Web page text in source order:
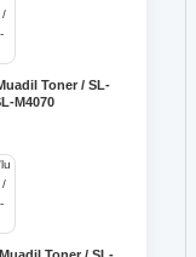
Toner / SL-
M4070
Toner / SL-